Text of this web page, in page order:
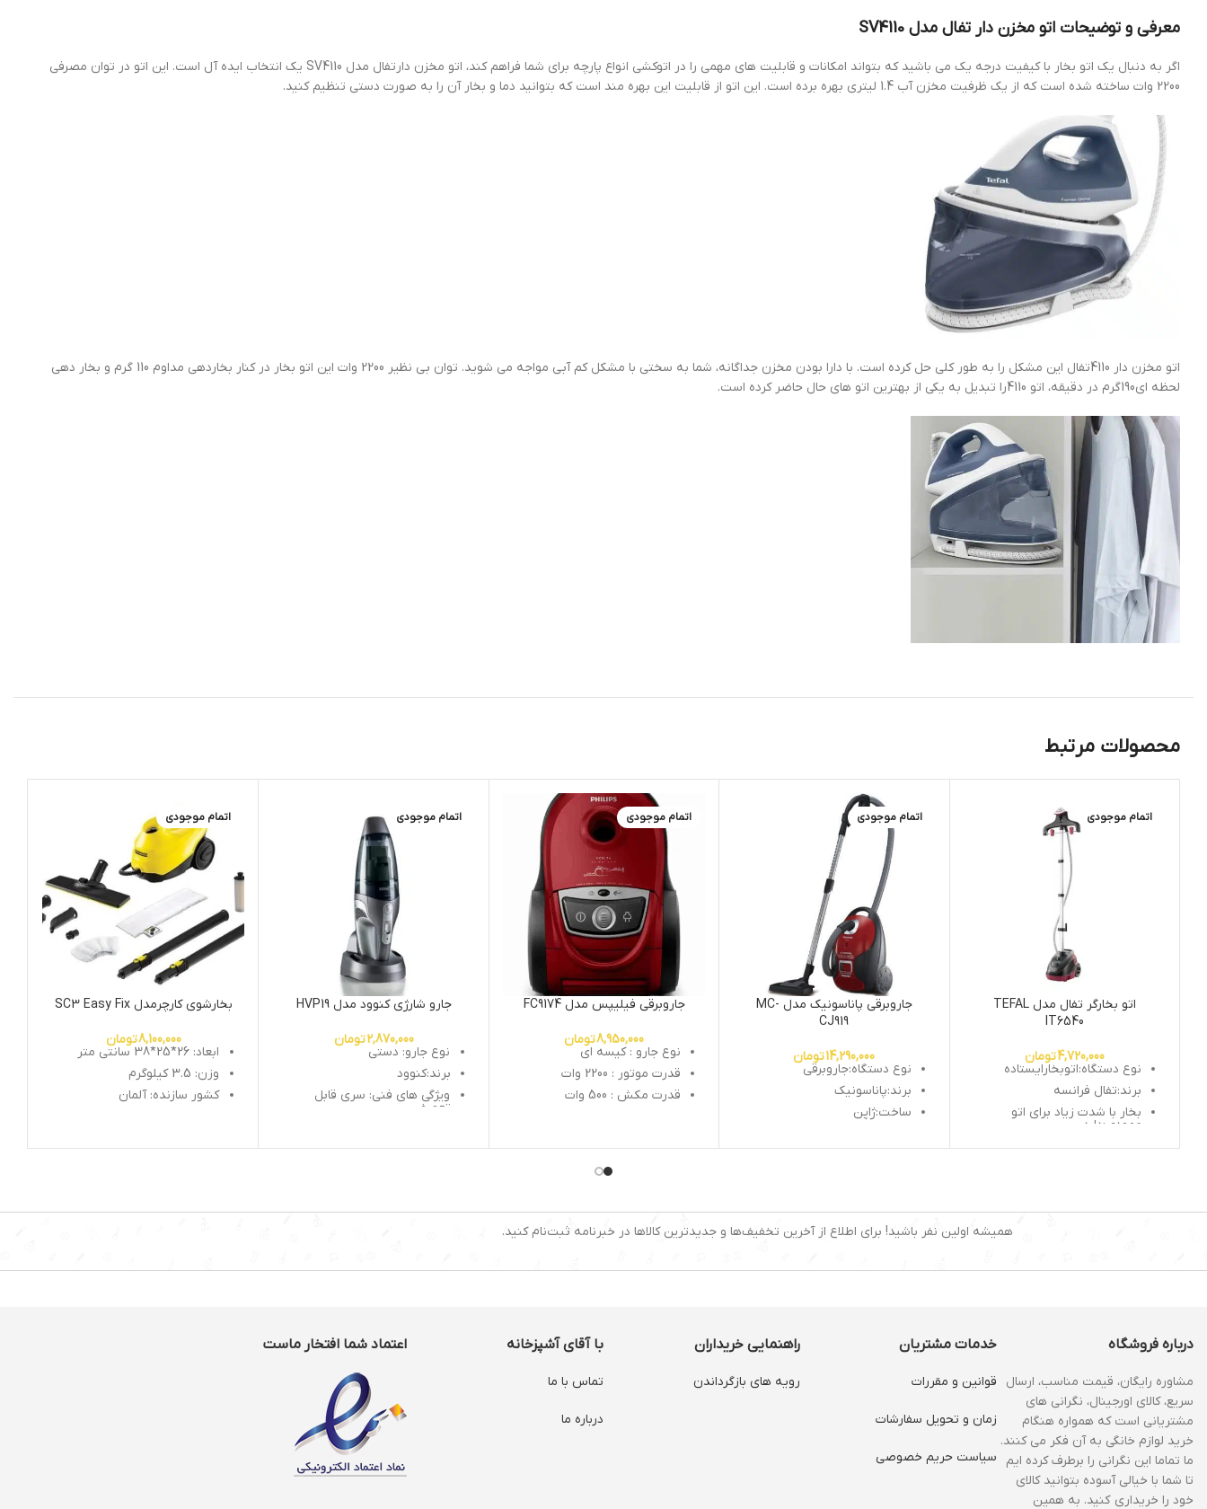
معرفی و توضیحات اتو مخزن دار تفال مدل SV4110
اگر به دنبال یک اتو بخار با کیفیت درجه یک می باشید که بتواند امکانات و قابلیت های مهمی را در اتوکشی انواع پارچه برای شما فراهم کند، اتو مخزن دارتفال مدل SV4110 یک انتخاب ایده آل است. این اتو در توان مصرفی
2200 وات ساخته شده است که از یک ظرفیت مخزن آب 1.4 لیتری بهره برده است. این اتو از قابلیت این بهره مند است که بتوانید دما و بخار آن را به صورت دستی تنظیم کنید.
اتو مخزن دار 4110تفال این مشکل را به طور کلی حل کرده است. با دارا بودن مخزن جداگانه، شما به سختی با مشکل کم آبی مواجه می شوید. توان بی نظیر 2200 وات این اتو بخار در کنار بخاردهی مداوم 110 گرم و بخار دهی
لحظه ای190گرم در دقیقه، اتو 4110را تبدیل به یکی از بهترین اتو های حال حاضر کرده است.
محصولات مرتبط
اتمام موجودی
اتو بخارگر تفال مدل TEFAL
IT6540
4,720,000تومان
نوع دستگاه:اتوبخارایستاده
برند:تفال فرانسه
بخار با شدت زیاد برای اتو
عمودی:دارد
چوب لباسی برای لباسهای
راحت
زمان کار با یک تانک اب 1 ساعت
اتمام موجودی
جاروبرقی پاناسونیک مدل MC-
CJ919
14,290,000تومان
نوع دستگاه:جاروبرقی
برند:پاناسونیک
ساخت:ژاپن
اتمام موجودی
جاروبرقی فیلیپس مدل FC9174
8,950,000تومان
نوع جارو : کیسه ای
قدرت موتور : 2200 وات
قدرت مکش : 500 وات
ظرفیت مخزن : 4 لیتر
سیم جمع‌کن خودکار:دارد
اتمام موجودی
جارو شارژی کنوود مدل HVP19
2,870,000تومان
نوع جارو: دستی
برند:کنوود
ویژگی های فنی: سری قابل
تعویض
جنس بدنه: پلاستیک
اتمام موجودی
بخارشوی کارچرمدل SC3 Easy Fix
8,100,000تومان
ابعاد: 26*25*38 سانتی متر
وزن: 3.5 کیلوگرم
کشور سازنده: آلمان
مدت زمان مورد نیاز برای تولید
همیشه اولین نفر باشید! برای اطلاع از آخرین تخفیف‌ها و جدیدترین کالاها در خبرنامه ثبت‌نام کنید.
درباره فروشگاه
مشاوره رایگان، قیمت مناسب، ارسال
سریع، کالای اورجینال، نگرانی های
مشتریانی است که همواره هنگام
خرید لوازم خانگی به آن فکر می کنند.
ما تماما این نگرانی را برطرف کرده ایم
تا شما با خیالی آسوده بتوانید کالای
خود را خریداری کنید. به همین
خدمات مشتریان
قوانین و مقررات
زمان و‌ تحویل سفارشات
سیاست حریم خصوصی
راهنمایی خریداران
رویه های بازگرداندن
با آقای آشپزخانه
تماس با ما
درباره ما
اعتماد شما افتخار ماست